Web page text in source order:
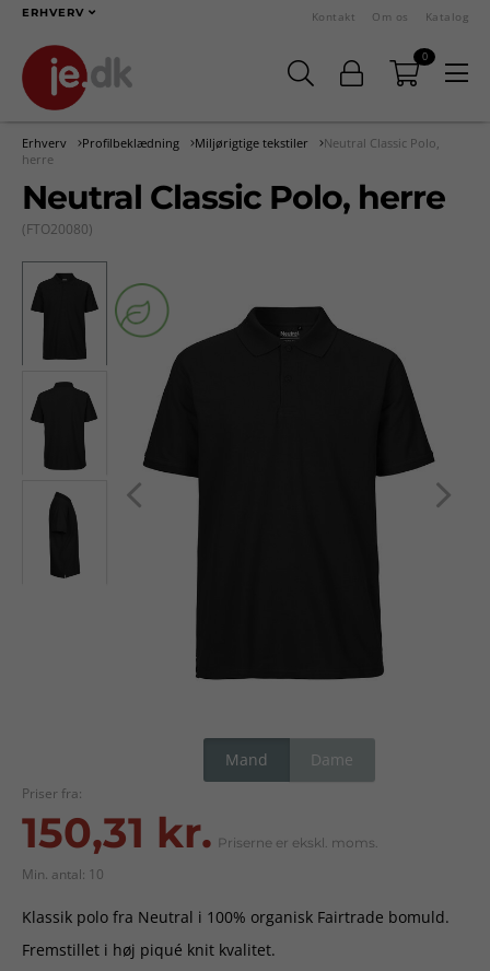
ERHVERV Kontakt Om os Katalog
0
Erhverv Profilbeklædning Miljørigtige tekstiler
Neutral Classic Polo,
herre
Neutral Classic Polo, herre
(FTO20080)
Mand Dame
Priser fra:
150,31 kr. Priserne er ekskl. moms.
Min. antal: 10
Klassik polo fra Neutral i 100% organisk Fairtrade bomuld.
Fremstillet i høj piqué knit kvalitet.